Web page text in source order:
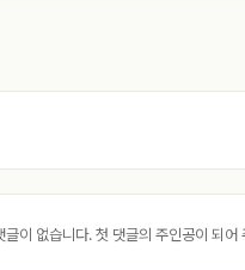
글이 없습니다. 첫 댓글의 주인공이 되어